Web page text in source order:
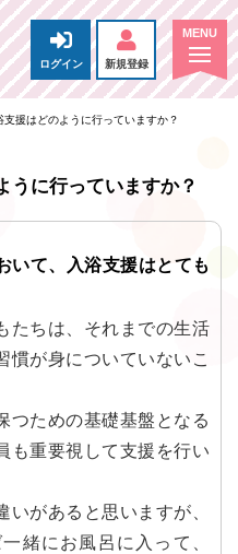
ログイン 新規登録
支援はどのように行っていますか？
うに行っていますか？
いて、入浴支援はとても
たちは、それまでの生活
慣が身についていないこ
つための基礎基盤となる
も重要視して支援を行い
があると思いますが、
緒にお風呂に入って、